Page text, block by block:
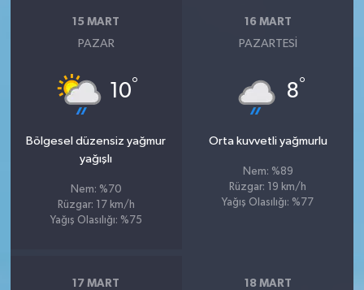
15 MART
PAZAR
10°
Bölgesel düzensiz yağmur
yağışlı
Nem: %70
Rüzgar: 17 km/h
Yağış Olasılığı: %75
16 MART
PAZARTESI
8°
Orta kuvvetli yağmurlu
Nem: %89
Rüzgar: 19 km/h
Yağış Olasılığı: %77
17 MART 18 MART